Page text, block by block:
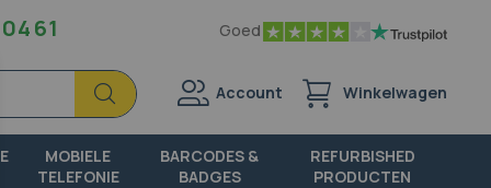
61 Goed
Zoek
Zoek
Account Winkelwagen
MOBIELE
TELEFONIE
BARCODES &
BADGES
REFURBISHED
PRODUCTEN